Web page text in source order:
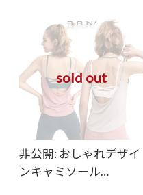
sold out
非公開: おしゃれデザイ
ンキャミソール…